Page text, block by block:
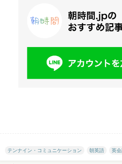
テンナイン・コミュニケーション 朝英語 英